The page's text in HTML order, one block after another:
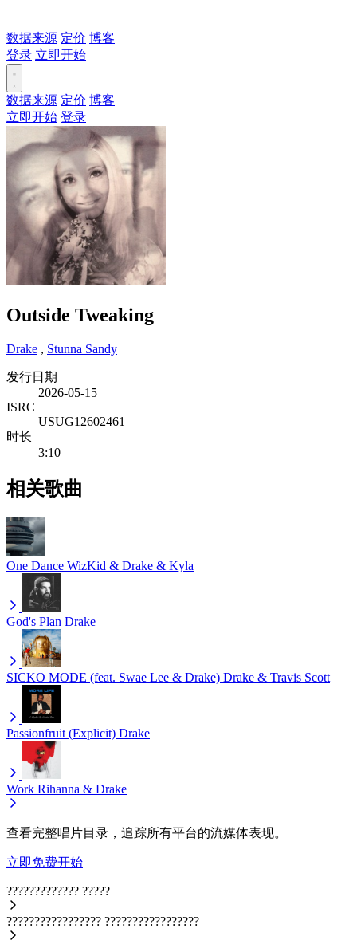
数据来源 定价 博客
登录 立即开始
数据来源 定价 博客
立即开始 登录
Outside Tweaking
Drake , Stunna Sandy
发行日期
2026-05-15
ISRC
USUG12602461
时长
3:10
相关歌曲
One Dance WizKid & Drake & Kyla
God's Plan Drake
SICKO MODE (feat. Swae Lee & Drake) Drake & Travis Scott
Passionfruit (Explicit) Drake
Work Rihanna & Drake
查看完整唱片目录，追踪所有平台的流媒体表现。
立即免费开始
????????????? ?????
????????????????? ?????????????????